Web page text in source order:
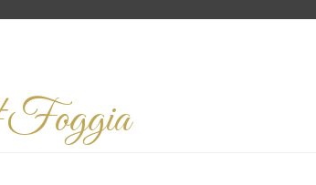
#Foggia